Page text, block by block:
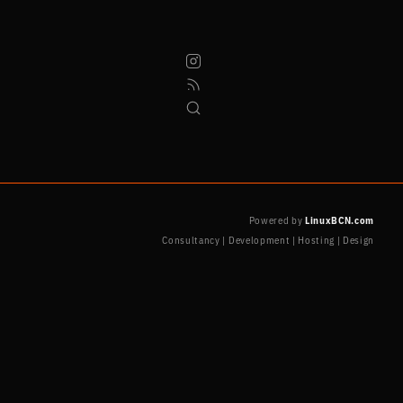
Powered by LinuxBCN.com
Consultancy | Development | Hosting | Design